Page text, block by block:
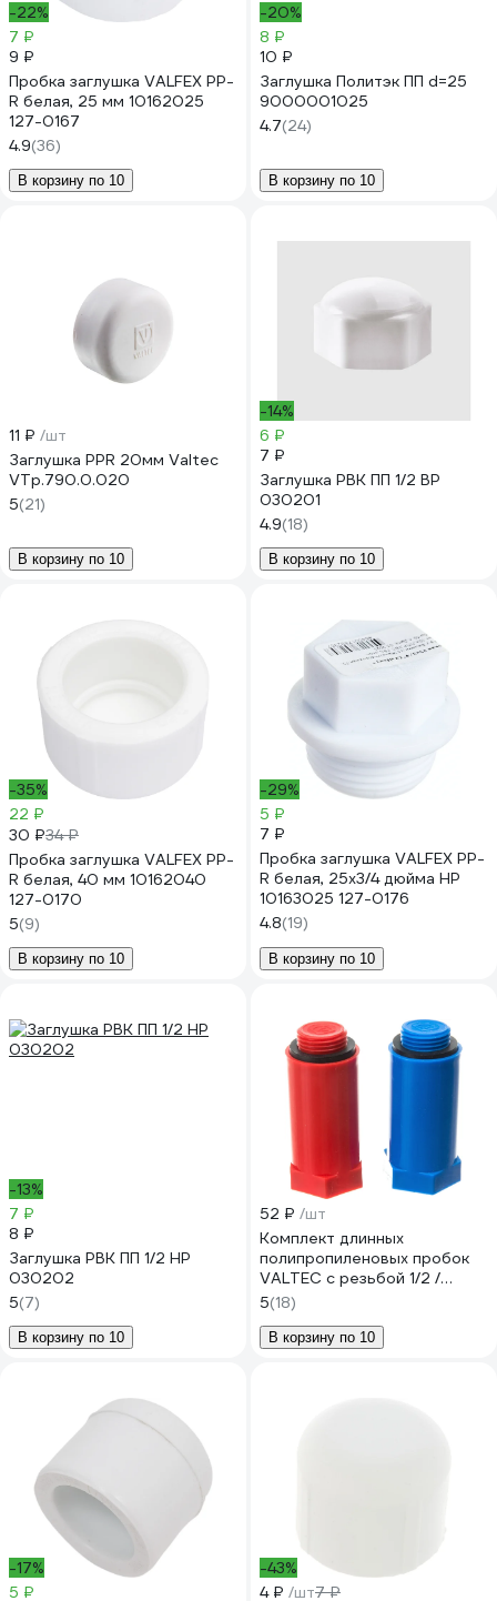
-22%
7 ₽
9 ₽
Пробка заглушка VALFEX PP-
R белая, 25 мм 10162025
127-0167
4.9(36)
В корзину по 10
-20%
8 ₽
10 ₽
Заглушка Политэк ПП d=25
9000001025
4.7(24)
В корзину по 10
11 ₽ /шт
Заглушка PPR 20мм Valtec
VTp.790.0.020
5(21)
В корзину по 10
-14%
6 ₽
7 ₽
Заглушка РВК ПП 1/2 ВР
030201
4.9(18)
В корзину по 10
-35%
22 ₽
30 ₽34 ₽
Пробка заглушка VALFEX PP-
R белая, 40 мм 10162040
127-0170
5(9)
В корзину по 10
-29%
5 ₽
7 ₽
Пробка заглушка VALFEX PP-
R белая, 25х3/4 дюйма НР
10163025 127-0176
4.8(19)
В корзину по 10
-13%
7 ₽
8 ₽
Заглушка РВК ПП 1/2 НР
030202
5(7)
В корзину по 10
52 ₽ /шт
Комплект длинных
полипропиленовых пробок
VALTEC с резьбой 1/2 /
красная + синяя/
VTp.792.M.04
5(18)
В корзину по 10
-17%
5 ₽
-43%
4 ₽ /шт7 ₽